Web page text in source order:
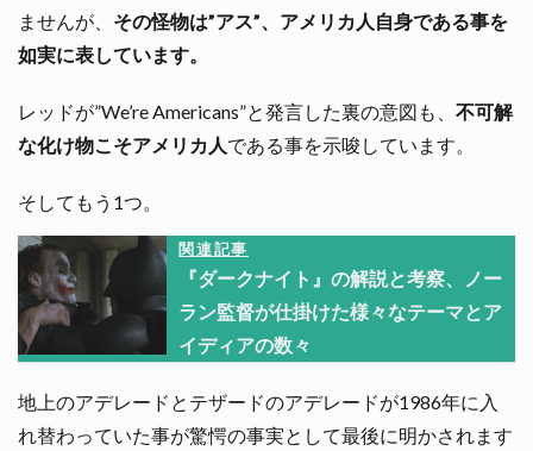
ませんが、 その怪物は”アス”、アメリカ人自身である事を
如実に表しています。
レッドが”We’re Americans”と発言した裏の意図も、 不可解
な化け物こそアメリカ人 である事を示唆しています。
そしてもう1つ。
関連記事
『ダークナイト』の解説と考察、ノー
ラン監督が仕掛けた様々なテーマとア
イディアの数々
地上のアデレードとテザードのアデレードが1986年に入
れ替わっていた事が驚愕の事実として最後に明かされます